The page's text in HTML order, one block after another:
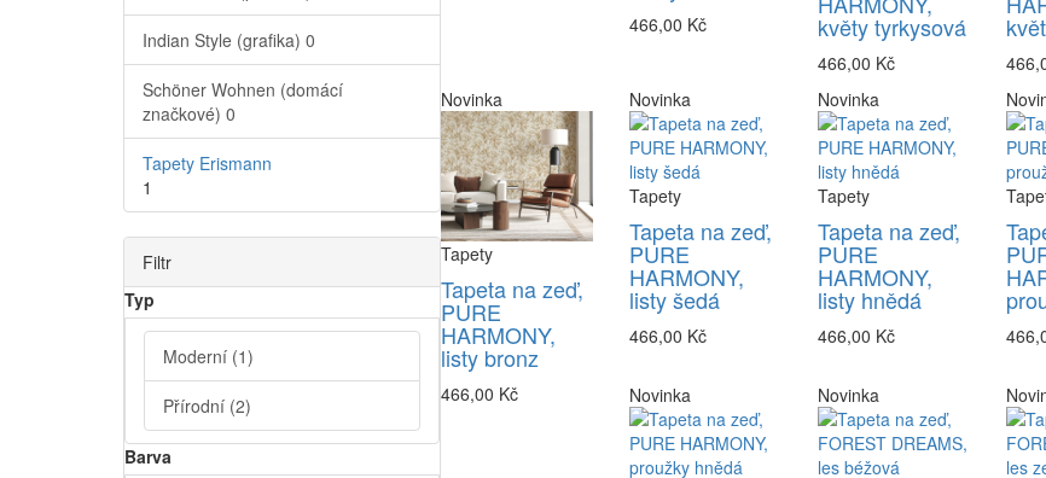
Indian Style (grafika) 0
Schöner Wohnen (domácí
značkové) 0
Tapety Erismann
1
Filtr
Typ
Moderní (1)
Přírodní (2)
Barva
466,00 Kč květy tyrkysová
466,00 Kč
Novinka
Tapety
Tapeta na zeď,
PURE
HARMONY,
listy bronz
466,00 Kč
Novinka
Tapety
Tapeta na zeď,
PURE
HARMONY,
listy šedá
466,00 Kč
Novinka
Tapety
Tapeta na zeď,
PURE
HARMONY,
listy hnědá
466,00 Kč
Novinka
Novinka